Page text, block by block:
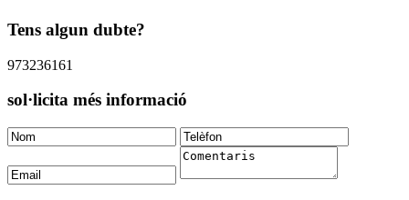
Tens algun dubte?
973236161
sol·licita més informació